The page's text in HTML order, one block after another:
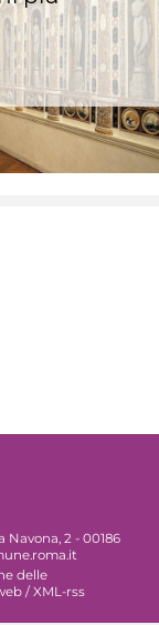
Navona, 2 - 00186
delle
/ XML-rss